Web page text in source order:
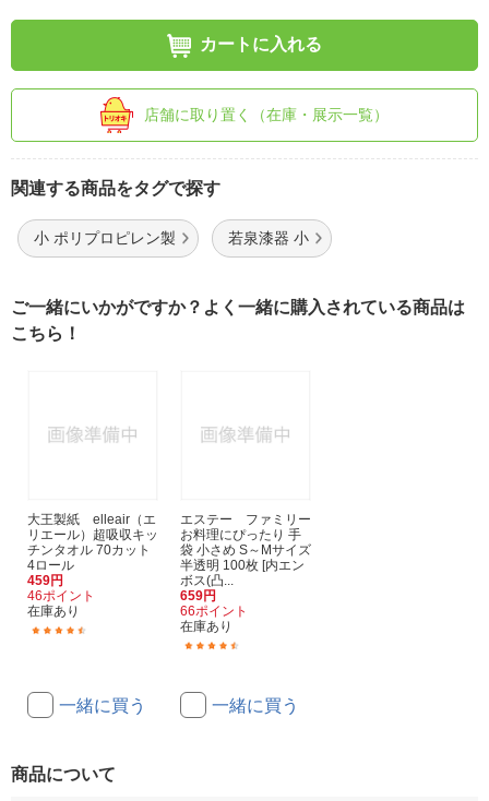
カートに入れる
店舗に取り置く（在庫・展示一覧）
関連する商品をタグで探す
小 ポリプロピレン製 若泉漆器 小
ご一緒にいかがですか？よく一緒に購入されている商品は
こちら！
大王製紙 elleair（エ
リエール）超吸収キッ
チンタオル 70カット
4ロール
459円
46ポイント
在庫あり
一緒に買う
エステー ファミリー
お料理にぴったり 手
袋 小さめ S～Mサイズ
半透明 100枚 [内エン
ボス(凸...
659円
66ポイント
在庫あり
一緒に買う
商品について